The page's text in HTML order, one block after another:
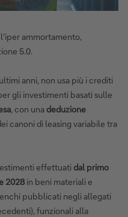
ammortamento,
5.0.
anni, non usa più i crediti
gli investimenti basati sulle
, con unadeduzione
canoni di leasing variabile tra
effettuatidal primo
2028 in beni materiali e
pubblicati negli allegati
funzionali alla